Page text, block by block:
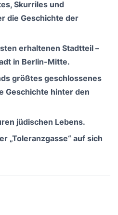
Skurriles und
die Geschichte der
erhaltenen Stadtteil –
in Berlin-Mitte.
größtes geschlossenes
Geschichte hinter den
jüdischen Lebens.
„Toleranzgasse“ auf sich